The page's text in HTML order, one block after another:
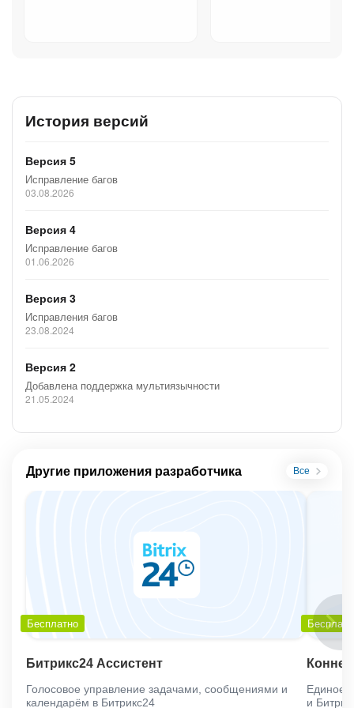
История версий
Версия 5
Исправление багов
03.08.2026
Версия 4
Исправление багов
01.06.2026
Версия 3
Исправления багов
23.08.2024
Версия 2
Добавлена поддержка мультиязычности
21.05.2024
Другие приложения разработчика Все
Бесплатно
Битрикс24 Ассистент
Голосовое управление задачами, сообщениями и
календарём в Битрикс24
Единое
и